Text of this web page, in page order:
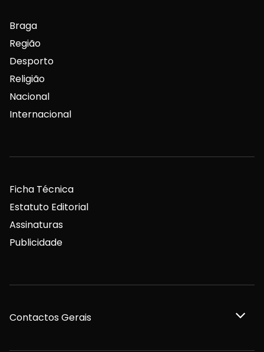
Braga
Região
Desporto
Religião
Nacional
Internacional
Ficha Técnica
Estatuto Editorial
Assinaturas
Publicidade
Contactos Gerais